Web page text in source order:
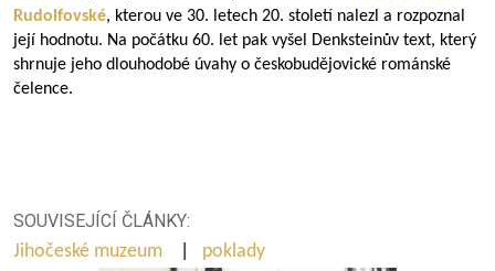
Rudolfovské, kterou ve 30. letech 20. století nalezl a rozpoznal
její hodnotu. Na počátku 60. let pak vyšel Denksteinův text, který
shrnuje jeho dlouhodobé úvahy o českobudějovické románské
čelence.
SOUVISEJÍCÍ ČLÁNKY:
Jihočeské muzeum
poklady